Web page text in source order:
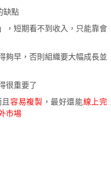
缺點
，短期看不到收入，只能靠會
夠早，否則組織要大幅成長並
很重要了
且 容易複製 ，最好還能線上完
市場